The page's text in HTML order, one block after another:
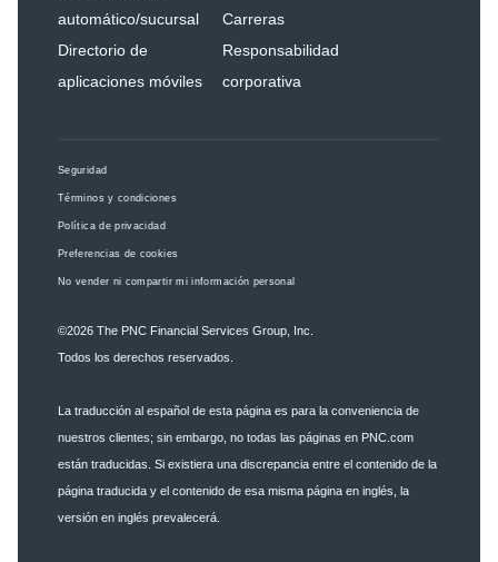
automático/sucursal
Directorio de
aplicaciones móviles
Carreras
Responsabilidad
corporativa
Seguridad
Términos y condiciones
Política de privacidad
Preferencias de cookies
No vender ni compartir mi información personal
©2026 The PNC Financial Services Group, Inc.
Todos los derechos reservados.
La traducción al español de esta página es para la conveniencia de
nuestros clientes; sin embargo, no todas las páginas en PNC.com
están traducidas. Si existiera una discrepancia entre el contenido de la
página traducida y el contenido de esa misma página en inglés, la
versión en inglés prevalecerá.